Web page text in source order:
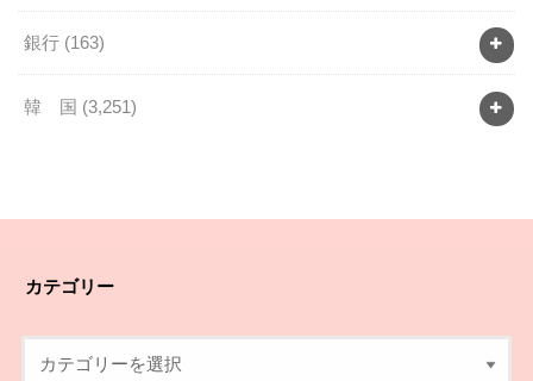
銀行 (163)
韓 国 (3,251)
カテゴリー